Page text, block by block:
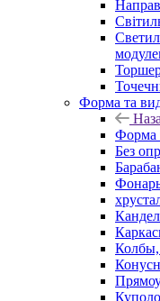
Форма та
Форма
Без
Колбы,